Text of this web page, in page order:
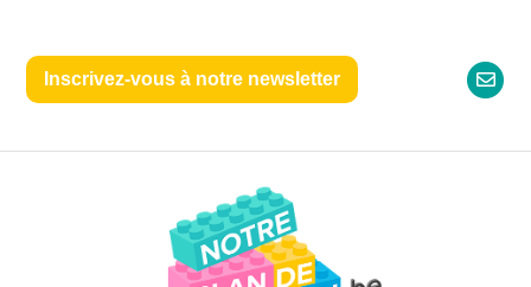
Inscrivez-vous à notre newsletter